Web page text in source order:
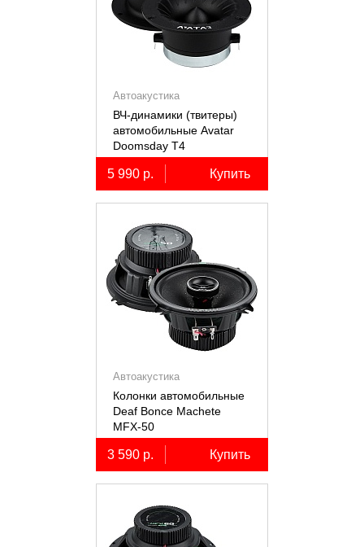
Автоакустика
ВЧ-динамики (твитеры)
автомобильные Avatar
Doomsday Т4
5 990 р. Купить
Автоакустика
Колонки автомобильные
Deaf Bonce Machete
MFX-50
3 590 р. Купить